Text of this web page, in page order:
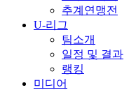
추계연맹전
U-리그
팀소개
일정 및 결과
랭킹
미디어